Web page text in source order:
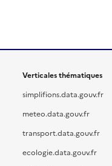
Verticales thématiques
simplifions.data.gouv.fr
meteo.data.gouv.fr
transport.data.gouv.fr
ecologie.data.gouv.fr